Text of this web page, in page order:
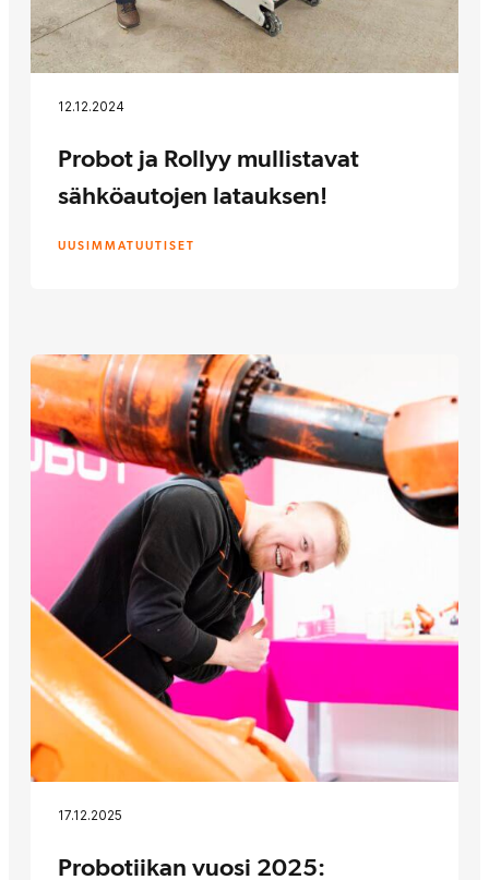
12.12.2024
UUSIMMATUUTISET
Probot ja Rollyy mullistavat
sähköautojen latauksen!
17.12.2025
Probotiikan vuosi 2025: